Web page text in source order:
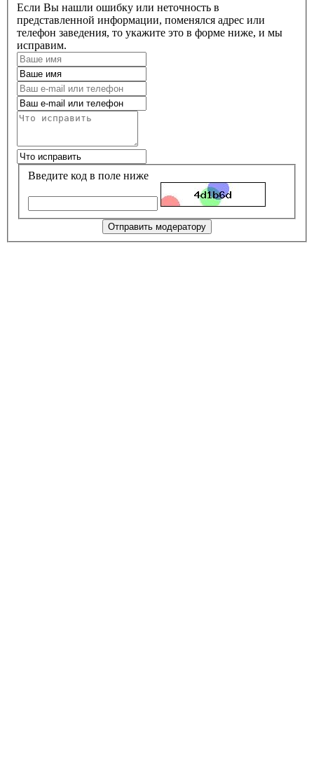
Если Вы нашли ошибку или неточность в
представленной информации, поменялся адрес или
телефон заведения, то укажите это в форме ниже, и мы
исправим.
Введите код в поле ниже
Отправить модератору